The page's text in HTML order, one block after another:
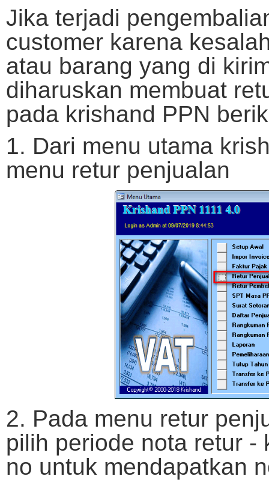
Jika terjadi
customer karena
atau barang yang di
diharuskan membuat
pada krishand PPN
1. Dari menu utama
menu retur penjualan
2. Pada menu retur
pilih periode nota retur -
no untuk mendapatkan